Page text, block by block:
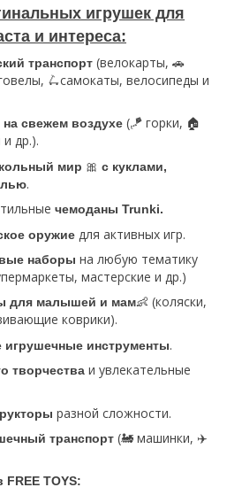
игрушек для
и интереса:
транспорт (велокарты, 🚗
🛴самокаты, велосипеды и
на свежем воздухе (🪁 горки, 🏠
др.).
мир 🎀 с куклами,
.
чемоданы Trunki.
оружие для активных игр.
наборы на любую тематику
мастерские и др.)
для малышей и мам👶 (коляски,
коврики).
инструменты.
творчества и увлекательные
разной сложности.
транспорт (🚂 машинки, ✈️
FREE TOYS: